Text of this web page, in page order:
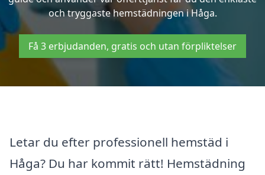
och tryggaste hemstädningen i Håga.
Få 3 erbjudanden, gratis och utan förpliktelser
Letar du efter professionell hemstäd i
Håga? Du har kommit rätt! Hemstädning